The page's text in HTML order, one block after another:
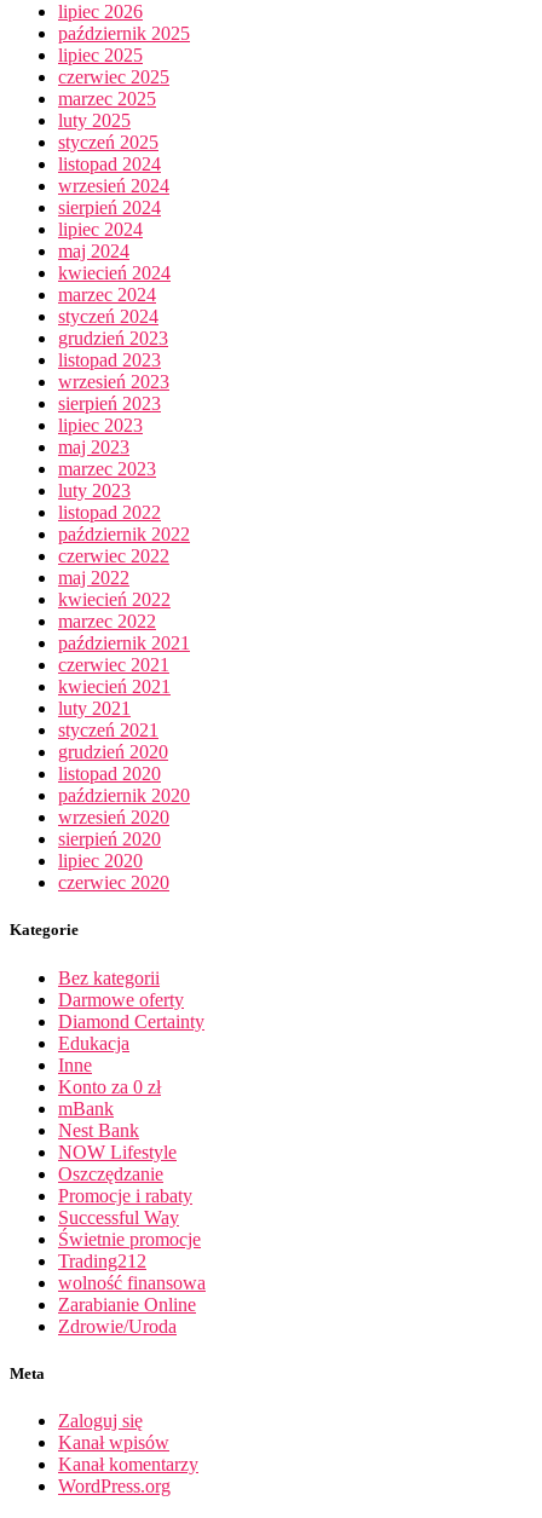
lipiec 2026
październik 2025
lipiec 2025
czerwiec 2025
marzec 2025
luty 2025
styczeń 2025
listopad 2024
wrzesień 2024
sierpień 2024
lipiec 2024
maj 2024
kwiecień 2024
marzec 2024
styczeń 2024
grudzień 2023
listopad 2023
wrzesień 2023
sierpień 2023
lipiec 2023
maj 2023
marzec 2023
luty 2023
listopad 2022
październik 2022
czerwiec 2022
maj 2022
kwiecień 2022
marzec 2022
październik 2021
czerwiec 2021
kwiecień 2021
luty 2021
styczeń 2021
grudzień 2020
listopad 2020
październik 2020
wrzesień 2020
sierpień 2020
lipiec 2020
czerwiec 2020
Kategorie
Bez kategorii
Darmowe oferty
Diamond Certainty
Edukacja
Inne
Konto za 0 zł
mBank
Nest Bank
NOW Lifestyle
Oszczędzanie
Promocje i rabaty
Successful Way
Świetnie promocje
Trading212
wolność finansowa
Zarabianie Online
Zdrowie/Uroda
Meta
Zaloguj się
Kanał wpisów
Kanał komentarzy
WordPress.org